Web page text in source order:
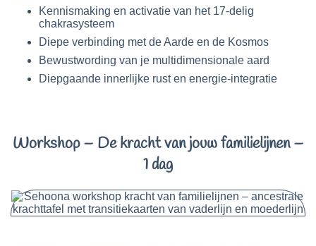
Kennismaking en activatie van het 17-delig
chakrasysteem
Diepe verbinding met de Aarde en de Kosmos
Bewustwording van je multidimensionale aard
Diepgaande innerlijke rust en energie-integratie
Workshop – De kracht van jouw familielijnen –
1 dag